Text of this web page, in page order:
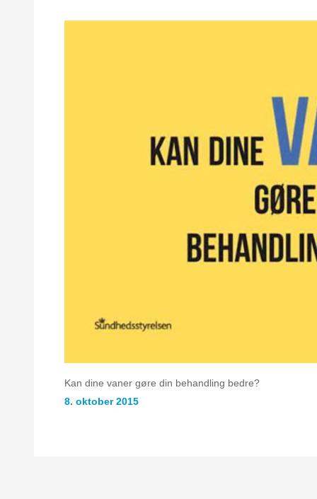
Kan dine vaner gøre din behandling bedre?
8. oktober 2015